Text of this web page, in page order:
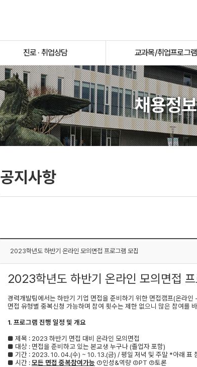
진로 · 취업상담 교과목/취업프로그램
채용정보
공지사항
2023학년도 하반기 온라인 모의면접 프로그램 모집
2023학년도 하반기 온라인 모의면접
경력개발팀에서는 하반기 기업 면접을 준비하기 위한 면접캠프(온라인
면접 유형별 중복신청 가능하며 참여 횟수는 제한 없으니 많은 참여를
1. 프로그램 진행 일정 및 개요
■ 제목 : 2023 하반기 면접 대비 온라인 모의면접
■ 대상 : 면접을 준비하고 있는 본교생 누구나(졸업자 포함)
■ 기간 : 2023. 10. 04.(수) ~ 10. 13.(금) /평일 저녁 및 주말 *아래 표
■ 시간 :모든 면접 중복참여가능 ①인성&역량②PT ③토론